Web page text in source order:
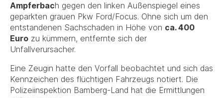
Ampferbach gegen den linken Außenspiegel eines
geparkten grauen Pkw Ford/Focus. Ohne sich um den
entstandenen Sachschaden in Höhe von ca. 400
Euro zu kümmern, entfernte sich der
Unfallverursacher.
Eine Zeugin hatte den Vorfall beobachtet und sich das
Kennzeichen des flüchtigen Fahrzeugs notiert. Die
Polizeiinspektion Bamberg-Land hat die Ermittlungen